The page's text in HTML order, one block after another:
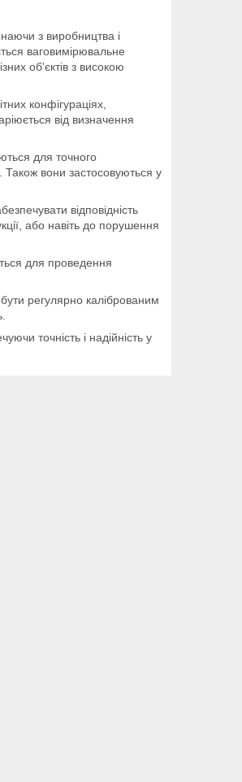
з виробництва і
ваговимірювальне
об'єктів з високою
конфігураціях,
від визначення
для точного
Також вони застосовуються у
відповідність
або навіть до порушення
для проведення
регулярно каліброваним
точність і надійність у